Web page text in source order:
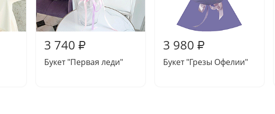
3 740 ₽
Букет "Первая леди"
3 980 ₽
Букет "Грезы Офелии"